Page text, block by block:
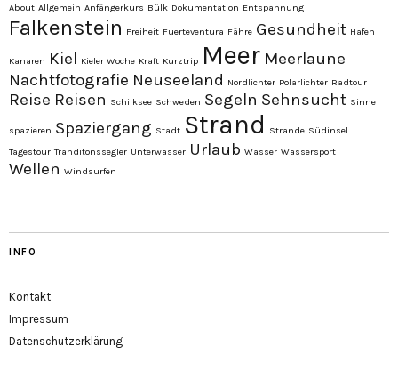
About Allgemein Anfängerkurs Bülk Dokumentation Entspannung
Falkenstein Freiheit Fuerteventura Fähre Gesundheit Hafen
Kanaren Kiel Kieler Woche Kraft Kurztrip Meer Meerlaune
Nachtfotografie Neuseeland Nordlichter Polarlichter Radtour
Reise Reisen Schilksee Schweden Segeln Sehnsucht Sinne
spazieren Spaziergang Stadt Strand Strande Südinsel
Tagestour Tranditonssegler Unterwasser Urlaub Wasser Wassersport
Wellen Windsurfen
INFO
Kontakt
Impressum
Datenschutzerklärung